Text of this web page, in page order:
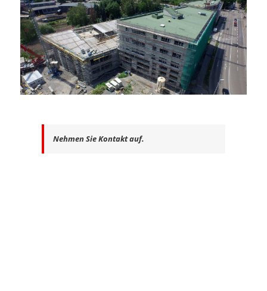
Nehmen Sie Kontakt auf.